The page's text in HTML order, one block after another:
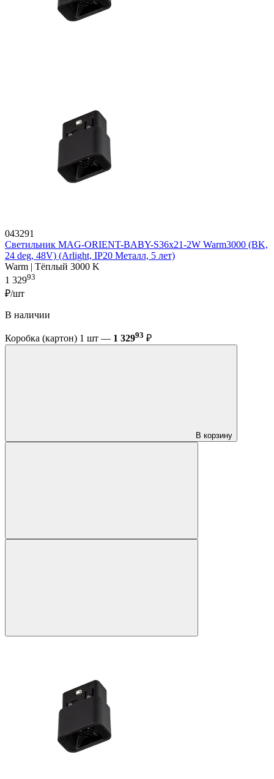
043291
Светильник MAG-ORIENT-BABY-S36x21-2W Warm3000 (BK,
24 deg, 48V) (Arlight, IP20 Металл, 5 лет)
Warm | Тёплый 3000 K
1 32993
₽/шт
В наличии
Коробка (картон) 1 шт — 1 32993 ₽
В корзину